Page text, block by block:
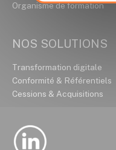
Organisme de formation
NOS SOLUTIONS
Transformation digitale
Conformité & Référentiels
Cessions & Acquisitions